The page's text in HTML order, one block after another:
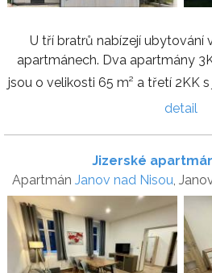
U tří bratrů nabízejí ubytování
apartmánech. Dva apartmány
jsou o velikosti 65 m² a třetí 2KK s
detail
Jizerské
Apartmán Janov nad Nisou,